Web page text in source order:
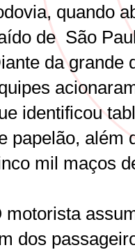
quando
de São
da grande
identificou
papelão, além
mil maços
motorista
dos